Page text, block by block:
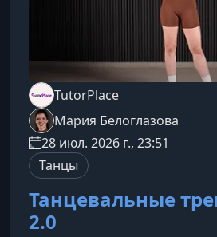
TutorPlace
Мария Белоглазова
28 июл. 2026 г., 23:51
Танцы
Танцевальные
2.0